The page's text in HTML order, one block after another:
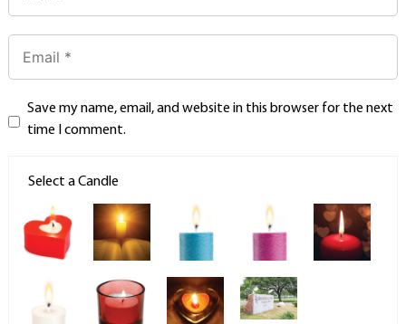
Save my name, email, and website in this browser for the next
time I comment.
Select a Candle